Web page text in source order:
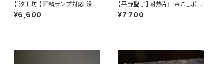
【 汐工坊 】酒精ランプ対応 湯沸
かしケトル / 【 Tidal Atelier 】
Handled teapot
¥6,600
【平野聖子】耐熱片口茶こしポッ
ト / 【Masako Hirano】Heat-r
esistant spout tea strainer
¥7,700